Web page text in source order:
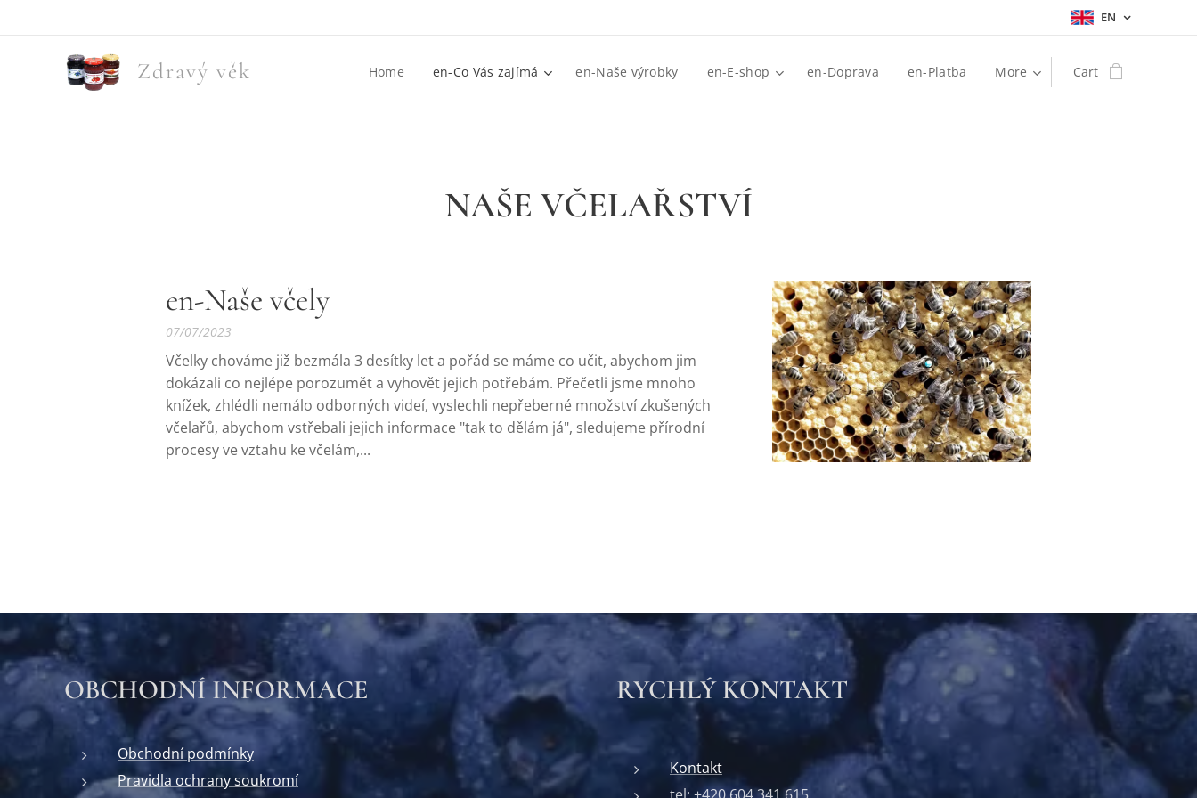
EN
Zdravý věk Home en-Co Vás zajímá en-Naše výrobky en-E-shop en-Doprava en-Platba More Cart
NAŠE VČELAŘSTVÍ
en-Naše včely
07/07/2023
Včelky chováme již bezmála 3 desítky let a pořád se máme co učit, abychom jim
dokázali co nejlépe porozumět a vyhovět jejich potřebám. Přečetli jsme mnoho
knížek, zhlédli nemálo odborných videí, vyslechli nepřeberné množství zkušených
včelařů, abychom vstřebali jejich informace "tak to dělám já", sledujeme přírodní
procesy ve vztahu ke včelám,...
OBCHODNÍ INFORMACE RYCHLÝ KONTAKT
Obchodní podmínky
Pravidla ochrany soukromí
Kontakt